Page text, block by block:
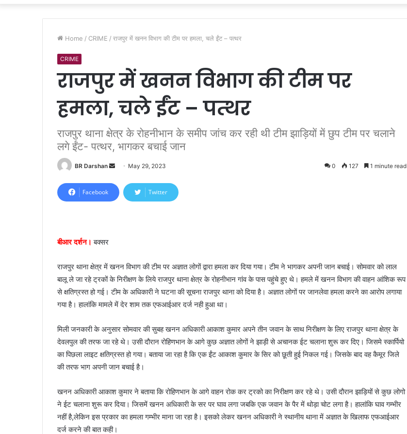
Home / CRIME / राजपुर में खनन विभाग की टीम पर हमला, चले ईंट – पत्थर
CRIME
राजपुर में खनन विभाग की टीम पर
हमला, चले ईंट – पत्थर
राजपुर थाना क्षेत्र के रोहनीभान के समीप जांच कर रही थी टीम झाड़ियों में छुप टीम पर चलाने
लगे ईंट- पत्थर, भागकर बचाई जान
BR Darshan
n
d
May 29, 2023 0 127 1 minute read
Facebook Twitter
बीआर दर्शन। बक्सर
राजपुर थाना क्षेत्र में खनन विभाग की टीम पर अज्ञात लोगों द्वारा हमला कर दिया गया। टीम ने भागकर अपनी जान बचाई। सोमवार को लाल
बालू ले जा रहे ट्रकों के निरीक्षण के लिये राजपुर थाना क्षेत्र के रोहनीभान गांव के पास पहुंचे हुए थे। हमले में खनन विभाग की वाहन आंशिक रूप
से क्षतिग्रस्त हो गई। टीम के अधिकारी ने घटना की सूचना राजपुर थाना को दिया है। अज्ञात लोगों पर जानलेवा हमला करने का आरोप लगाया
गया है। हालांकि मामले में देर शाम तक एफआईआर दर्ज नही हुआ था।
मिली जनकारी के अनुसार सोमवार की सुबह खनन अधिकारी आकाश कुमार अपने तीन जवान के साथ निरीक्षण के लिए राजपुर थाना क्षेत्र के
देवलपुल की तरफ जा रहे थे। उसी दौरान रोहिणभान के आगे कुछ अज्ञात लोगों ने झाड़ी से अचानक ईट चलाना शुरू कर दिए। जिसमे स्कार्पियो
का पिछला लाइट क्षतिग्रस्त हो गया। बताया जा रहा है कि एक ईंट आकाश कुमार के सिर को छूती हुई निकल गई। जिसके बाद वह कैमूर जिले
की तरफ भाग अपनी जान बचाई है।
खनन अधिकारी आकाश कुमार ने बताया कि रोहिणभान के आगे वाहन रोक कर ट्रको का निरीक्षण कर रहे थे। उसी दौरान झाड़ियों से कुछ लोगो
ने ईट चलाना शुरू कर दिया। जिसमें खनन अधिकारी के सर पर घाव लगा जबकि एक जवान के पैर में थोड़ा चोट लगा है। हालांकि घाव गम्भीर
नहीं है,लेकिन इस प्रकार का हमला गम्भीर माना जा रहा है। इसको लेकर खनन अधिकारी ने स्थानीय थाना में अज्ञात के खिलाफ एफआईआर
दर्ज करने की बात कही।